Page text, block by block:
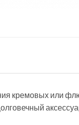
кремовых или